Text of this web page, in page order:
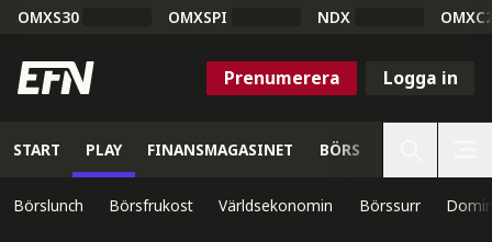
OMXS30 OMXSPI NDX
Prenumerera Logga in
START PLAY FINANSMAGASINET BÖRS
Börslunch Börsfrukost Världsekonomin Börssurr